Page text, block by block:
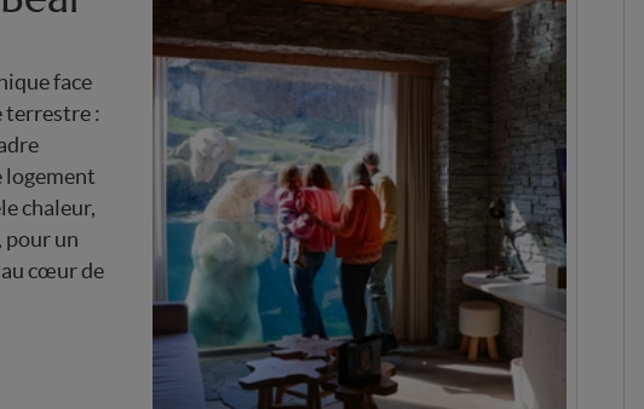
face
terrestre :
logement
chaleur,
un
cœur de